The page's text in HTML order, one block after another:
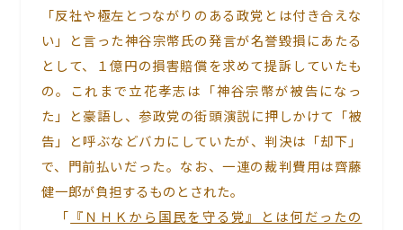
「反社や極左とつながりのある政党とは付き合えな
い」と言った神谷宗幣氏の発言が名誉毀損にあたる
として、１億円の損害賠償を求めて提訴していたも
の。これまで立花孝志は「神谷宗幣が被告になっ
た」と豪語し、参政党の街頭演説に押しかけて「被
告」と呼ぶなどバカにしていたが、判決は「却下」
で、門前払いだった。なお、一連の裁判費用は齊藤
健一郎が負担するものとされた。
「 『ＮＨＫから国民を守る党』とは何だったの